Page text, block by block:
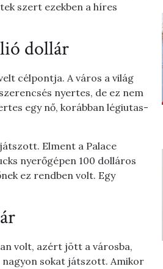
szert ezekben a híres
dollár
célpontja. A város a világ
nyertes, de ez nem
egy nő, korábban légiutas-
Elment a Palace
nyerőgépen 100 dolláros
ez rendben volt. Egy
volt, azért jött a városba,
nagyon sokat játszott. Amikor